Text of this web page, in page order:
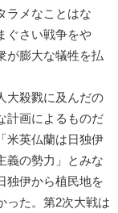
ラメなことはな
ぐさい戦争をや
が膨大な犠牲を払
大殺戮に及んだの
計画によるものだ
米英仏蘭は日独伊
義の勢力」とみな
独伊から植民地を
った。第2次大戦は